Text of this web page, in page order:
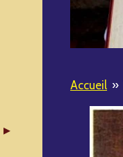
Accueil »